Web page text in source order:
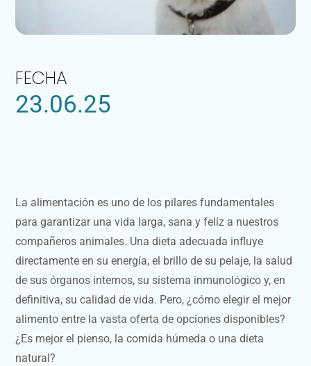
FECHA
23.06.25
La alimentación es uno de los pilares fundamentales
para garantizar una vida larga, sana y feliz a nuestros
compañeros animales. Una dieta adecuada influye
directamente en su energía, el brillo de su pelaje, la salud
de sus órganos internos, su sistema inmunológico y, en
definitiva, su calidad de vida. Pero, ¿cómo elegir el mejor
alimento entre la vasta oferta de opciones disponibles?
¿Es mejor el pienso, la comida húmeda o una dieta
natural?